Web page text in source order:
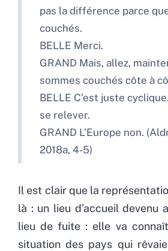
pas la différence parce
couchés.
BELLE Merci.
GRAND Mais, allez,
sommes couchés côte à
BELLE C’est juste
se relever.
GRAND L’Europe non.
2018a, 4-5)
Il est clair que la
là : un lieu d’accueil devenu
lieu de fuite : elle va
situation des pays qui